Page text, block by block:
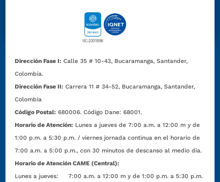
Dirección Fase I: Calle 35 # 10-43, Bucaramanga, Santander,
Colombia.
Dirección Fase II: Carrera 11 # 34-52, Bucaramanga, Santander,
Colombia
Código Postal: 680006. Código Dane: 68001.
Horario de Atención: Lunes a jueves de 7:00 a.m. a 12:00 m y de
1:00 p.m. a 5:30 p.m. / viernes jornada continua en el horario de
7:00 a.m. a 5:00 p.m., con 30 minutos de descanso al medio día.
Horario de Atención CAME (Central):
Lunes a jueves: 7:00 a.m. a 12:00 m y de 1:00 p.m. a 5:30 p.m.